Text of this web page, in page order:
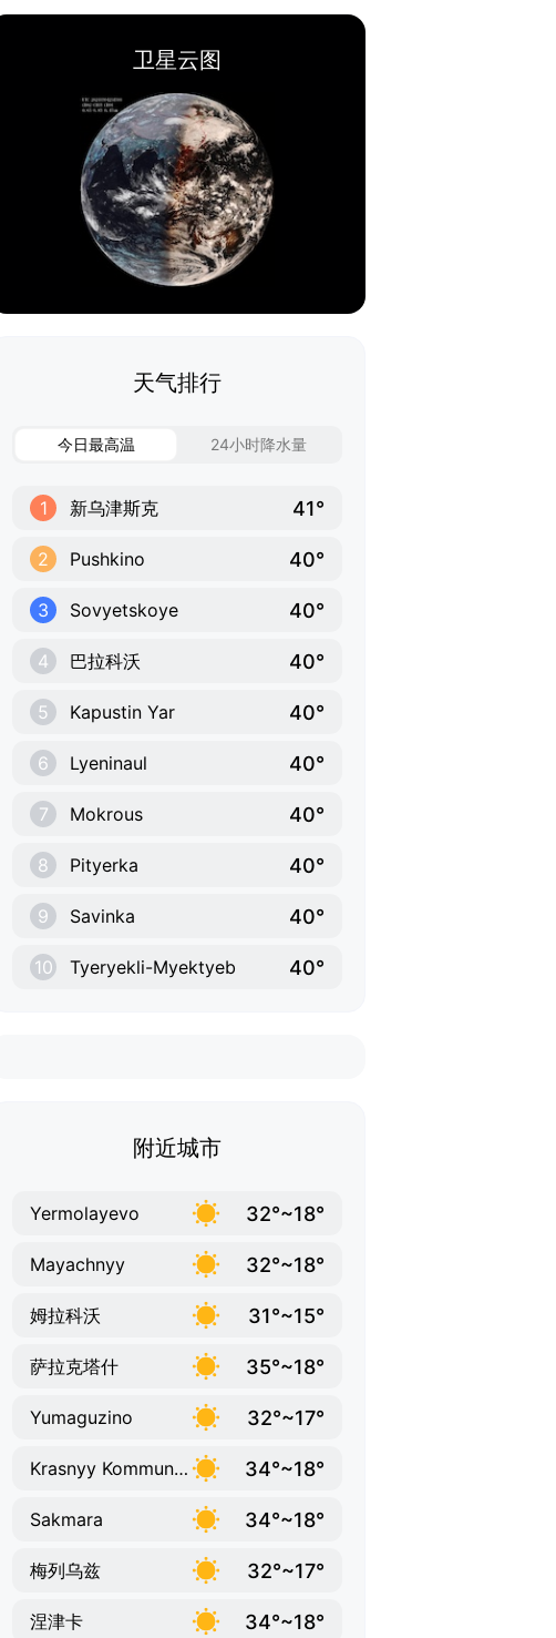
卫星云图
天气排行
今日最高温 24小时降水量
1 新乌津斯克 41°
2 Pushkino 40°
3 Sovyetskoye 40°
4 巴拉科沃 40°
5 Kapustin Yar 40°
6 Lyeninaul 40°
7 Mokrous 40°
8 Pityerka 40°
9 Savinka 40°
10 Tyeryekli-Myektyeb 40°
附近城市
Yermolayevo 32°~18°
Mayachnyy 32°~18°
姆拉科沃 31°~15°
萨拉克塔什 35°~18°
Yumaguzino 32°~17°
Krasnyy Kommunar 34°~18°
Sakmara 34°~18°
梅列乌兹 32°~17°
涅津卡 34°~18°